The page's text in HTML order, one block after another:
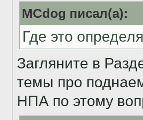
MCdog писал(а):
Где это
Загляните в
темы про
НПА по этому